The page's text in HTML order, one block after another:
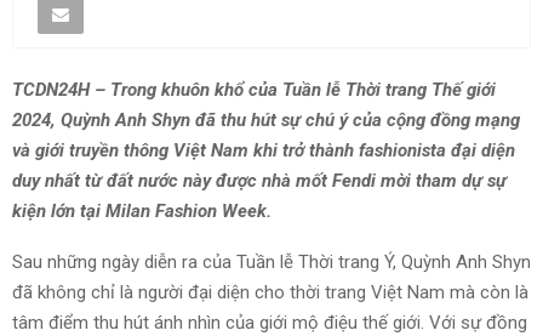
TCDN24H – Trong khuôn khổ của Tuần lễ Thời trang Thế giới
2024, Quỳnh Anh Shyn đã thu hút sự chú ý của cộng đồng mạng
và giới truyền thông Việt Nam khi trở thành fashionista đại diện
duy nhất từ đất nước này được nhà mốt Fendi mời tham dự sự
kiện lớn tại Milan Fashion Week.
Sau những ngày diễn ra của Tuần lễ Thời trang Ý, Quỳnh Anh Shyn
đã không chỉ là người đại diện cho thời trang Việt Nam mà còn là
tâm điểm thu hút ánh nhìn của giới mộ điệu thế giới. Với sự đồng